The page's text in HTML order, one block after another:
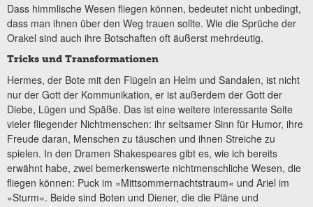
Dass himmlische Wesen fliegen können, bedeutet nicht unbedingt,
dass man ihnen über den Weg trauen sollte. Wie die Sprüche der
Orakel sind auch ihre Botschaften oft äußerst mehrdeutig.
Tricks und Transformationen
Hermes, der Bote mit den Flügeln an Helm und Sandalen, ist nicht
nur der Gott der Kommunikation, er ist außerdem der Gott der
Diebe, Lügen und Späße. Das ist eine weitere interessante Seite
vieler fliegender Nichtmenschen: ihr seltsamer Sinn für Humor, ihre
Freude daran, Menschen zu täuschen und ihnen Streiche zu
spielen. In den Dramen Shakespeares gibt es, wie ich bereits
erwähnt habe, zwei bemerkenswerte nichtmenschliche Wesen, die
fliegen können: Puck im »Mittsommernachtstraum« und Ariel im
»Sturm«. Beide sind Boten und Diener, die die Pläne und